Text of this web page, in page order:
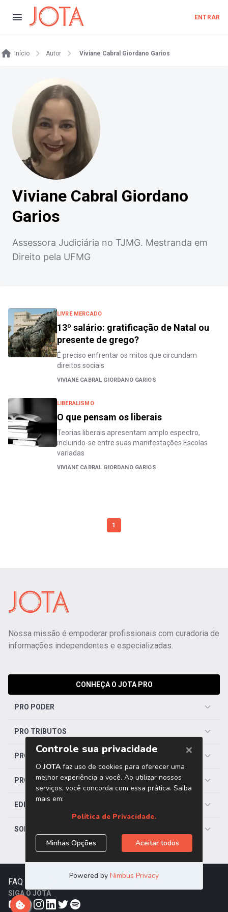
ENTRAR
Início Autor Viviane Cabral Giordano Garios
Viviane Cabral Giordano
Garios
Assessora Judiciária no TJMG. Mestranda em
Direito pela UFMG
LIVRE MERCADO
13º salário: gratificação de Natal ou
presente de grego?
É preciso enfrentar os mitos que circundam
direitos sociais
VIVIANE CABRAL GIORDANO GARIOS
LIBERALISMO
O que pensam os liberais
Teorias liberais apresentam amplo espectro,
incluindo-se entre suas manifestações Escolas
variadas
VIVIANE CABRAL GIORDANO GARIOS
1
Nossa missão é empoderar profissionais com curadoria de
informações independentes e especializadas.
CONHEÇA O JOTA PRO
PRO PODER
PRO TRIBUTOS
PRO TRABALHISTA
PRO SAÚDE
EDITORIAS
SOBRE O JOTA
FAQ Trabalhe Conosco
SIGA O JOTA